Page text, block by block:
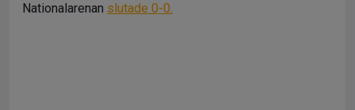
Nationalarenan slutade 0-0.